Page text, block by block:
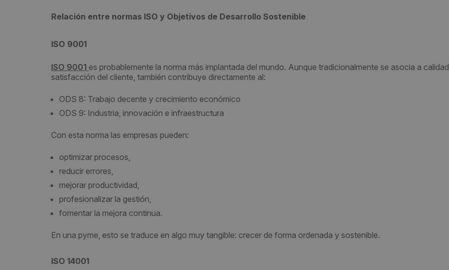
Relación entre normas ISO y Objetivos de Desarrollo Sostenible
ISO 9001
ISO 9001 es probablemente la norma más implantada del mundo. Aunque tradicionalmente se asocia a
satisfacción del cliente, también contribuye directamente al:
ODS 8: Trabajo decente y crecimiento económico
ODS 9: Industria, innovación e infraestructura
Con esta norma las empresas pueden:
optimizar procesos,
reducir errores,
mejorar productividad,
profesionalizar la gestión,
fomentar la mejora continua.
En una pyme, esto se traduce en algo muy tangible: crecer de forma ordenada y sostenible.
ISO 14001